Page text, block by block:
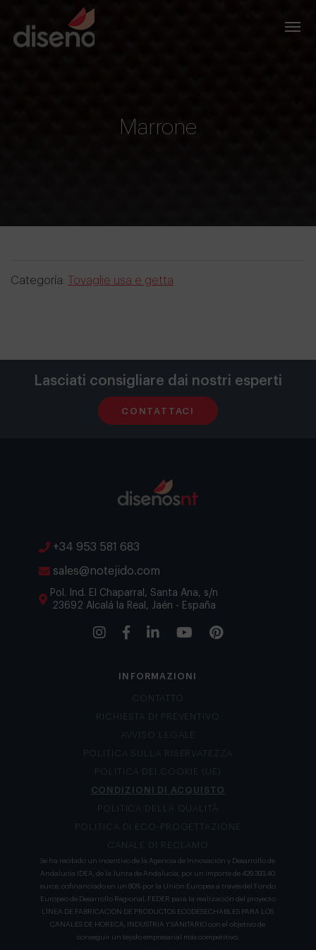
Marrone
Categoría: Tovaglie usa e getta
Lasciati consigliare dai nostri esperti
CONTATTACI
+34 953 581 683
sales@notejido.com
Pol. Ind. El Chaparral, Santa Ana, s/n
23692 Alcalá la Real, Jaén - España
INFORMAZIONI
CONTATTO
RICHIESTA DI PREVENTIVO
AVVISO LEGALE
POLITICA SULLA RISERVATEZZA
POLITICA DEI COOKIE (UE)
CONDIZIONI DI ACQUISTO
POLITICA DELLA QUALITÀ
POLITICA DI ECO-PROGETTAZIONE
CANALE DI RECLAMO
Se ha recibido un incentivo de la Agencia de Innovación y Desarrollo de
Andalucía IDEA, de la Junta de Andalucía, por un importe de 429.393,40
euros, cofinanciado en un 80% por la Unión Europea a través del Fondo
Europeo de Desarrollo Regional, FEDER para la realización del proyecto
LÍNEA DE FABRICACION DE PRODUCTOS ECODESECHABLES PARA LOS
CANALES DE HORECA, INDUSTRIA Y SANITARIO con el objetivo de
conseguir un tejido empresarial más competitivo.